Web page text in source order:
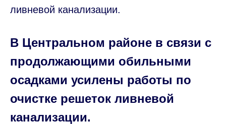
ливневой канализации.
В Центральном районе в связи с
продолжающими обильными
осадками усилены работы по
очистке решеток ливневой
канализации.